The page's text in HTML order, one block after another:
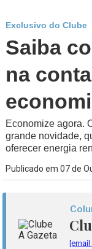
Exclusivo do Clube
Saiba
na
Economize agora.
grande novidade,
oferecer energia
Publicado em 07 de